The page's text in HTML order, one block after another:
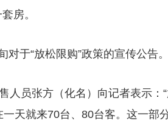
房。
对于“放松限购”政策的宣传公告
人员张方（化名）向记者表示：
天就来70台、80台客。这一部